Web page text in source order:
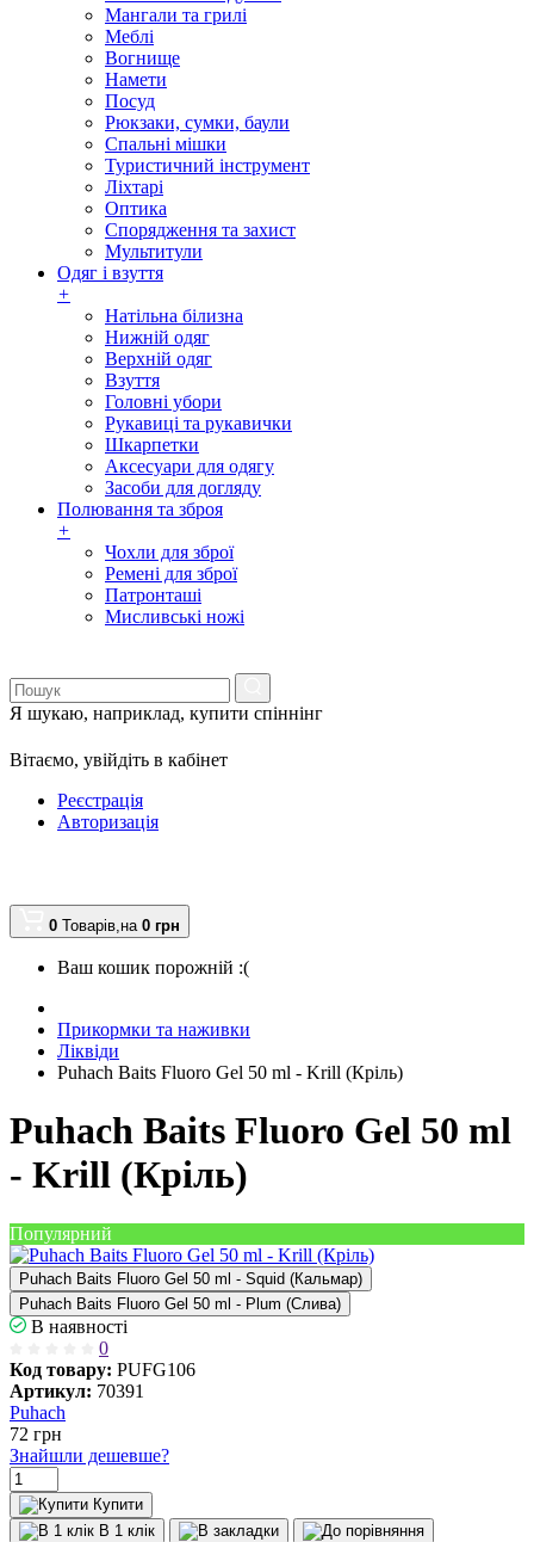
Мангали та грилі
Меблі
Вогнище
Намети
Посуд
Рюкзаки, сумки, баули
Спальні мішки
Туристичний інструмент
Ліхтарі
Оптика
Спорядження та захист
Мультитули
Одяг і взуття
+
Натільна білизна
Нижній одяг
Верхній одяг
Взуття
Головні убори
Рукавиці та рукавички
Шкарпетки
Аксесуари для одягу
Засоби для догляду
Полювання та зброя
+
Чохли для зброї
Ремені для зброї
Патронташі
Мисливські ножі
Я шукаю, наприклад, купити спіннінг
Вітаємо, увійдіть в кабінет
Реєстрація
Авторизація
0 Товарів,на 0 грн
Ваш кошик порожній :(
Прикормки та наживки
Ліквіди
Puhach Baits Fluoro Gel 50 ml - Krill (Кріль)
Puhach Baits Fluoro Gel 50 ml
- Krill (Кріль)
Популярний
Puhach Baits Fluoro Gel 50 ml - Squid (Кальмар)
Puhach Baits Fluoro Gel 50 ml - Plum (Слива)
В наявності
0
Код товару: PUFG106
Артикул: 70391
Puhach
72 грн
Знайшли дешевше?
Купити
В 1 клік